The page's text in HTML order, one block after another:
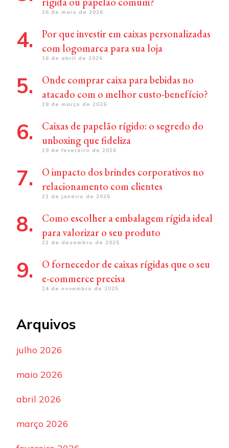
26 de maio de 2026
Por que investir em caixas personalizadas
com logomarca para sua loja
16 de abril de 2026
Onde comprar caixa para bebidas no
atacado com o melhor custo-benefício?
18 de março de 2026
Caixas de papelão rígido: o segredo do
unboxing que fideliza
19 de fevereiro de 2026
O impacto dos brindes corporativos no
relacionamento com clientes
21 de janeiro de 2026
Como escolher a embalagem rígida ideal
para valorizar o seu produto
21 de dezembro de 2025
O fornecedor de caixas rígidas que o seu
e-commerce precisa
24 de novembro de 2025
Arquivos
julho 2026
maio 2026
abril 2026
março 2026